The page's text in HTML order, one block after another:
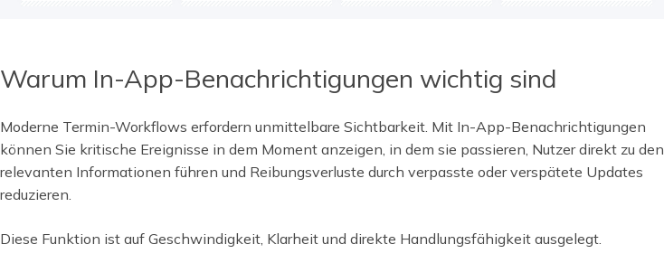
Warum In-App-Benachrichtigungen wichtig sind
Moderne Termin-Workflows erfordern unmittelbare Sichtbarkeit. Mit In-App-Benachrichtigungen
können Sie kritische Ereignisse in dem Moment anzeigen, in dem sie passieren, Nutzer direkt zu den
relevanten Informationen führen und Reibungsverluste durch verpasste oder verspätete Updates
reduzieren.
Diese Funktion ist auf Geschwindigkeit, Klarheit und direkte Handlungsfähigkeit ausgelegt.